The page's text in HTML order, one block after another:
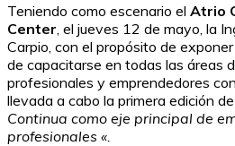
Teniendo como escenario el Atrio
Center , el jueves 12 de mayo, la
Carpio, con el propósito de
de capacitarse en todas las áreas
profesionales y emprendedores
llevada a cabo la primera edición
Continua como eje principal de
profesionales «.